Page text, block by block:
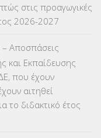
στις προαγωγικές
2026-2027
Αποσπάσεις
και Εκπαίδευσης
που έχουν
αιτηθεί
το διδακτικό έτος